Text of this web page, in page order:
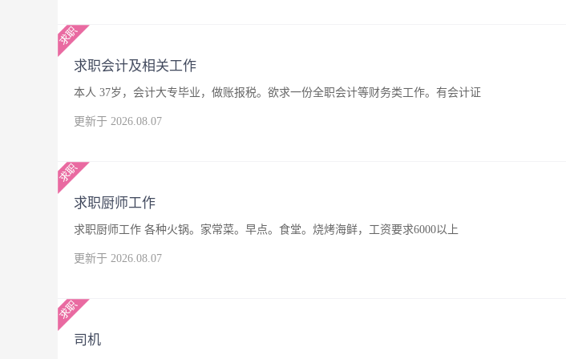
求职会计及相关工作
本人 37岁，会计大专毕业，做账报税。欲求一份全职会计等财务类工作。有会计证
更新于 2026.08.07
求职厨师工作
求职厨师工作 各种火锅。家常菜。早点。食堂。烧烤海鲜，工资要求6000以上
更新于 2026.08.07
司机